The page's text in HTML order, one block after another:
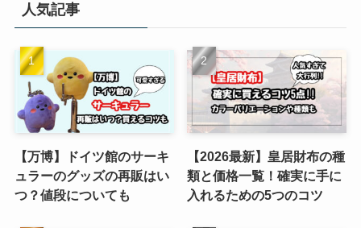
人気記事
【万博】ドイツ館のサーキ
ュラーのグッズの再販はい
つ？値段についても
【2026最新】皇居財布の種
類と価格一覧！確実に手に
入れるための5つのコツ